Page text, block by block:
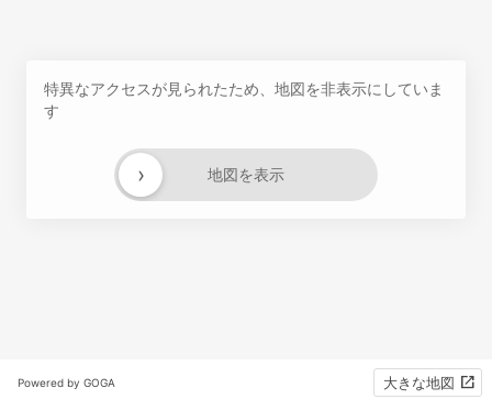
特異なアクセスが見られたため、地図を非表示にしていま
す
地図を表示
›
Powered by GOGA 大きな地図